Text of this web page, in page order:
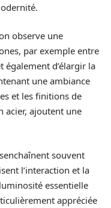
observe une
par exemple entre
également d’élargir la
une ambiance
et les finitions de
acier, ajoutent une
souvent
l’interaction et la
essentielle
appréciée